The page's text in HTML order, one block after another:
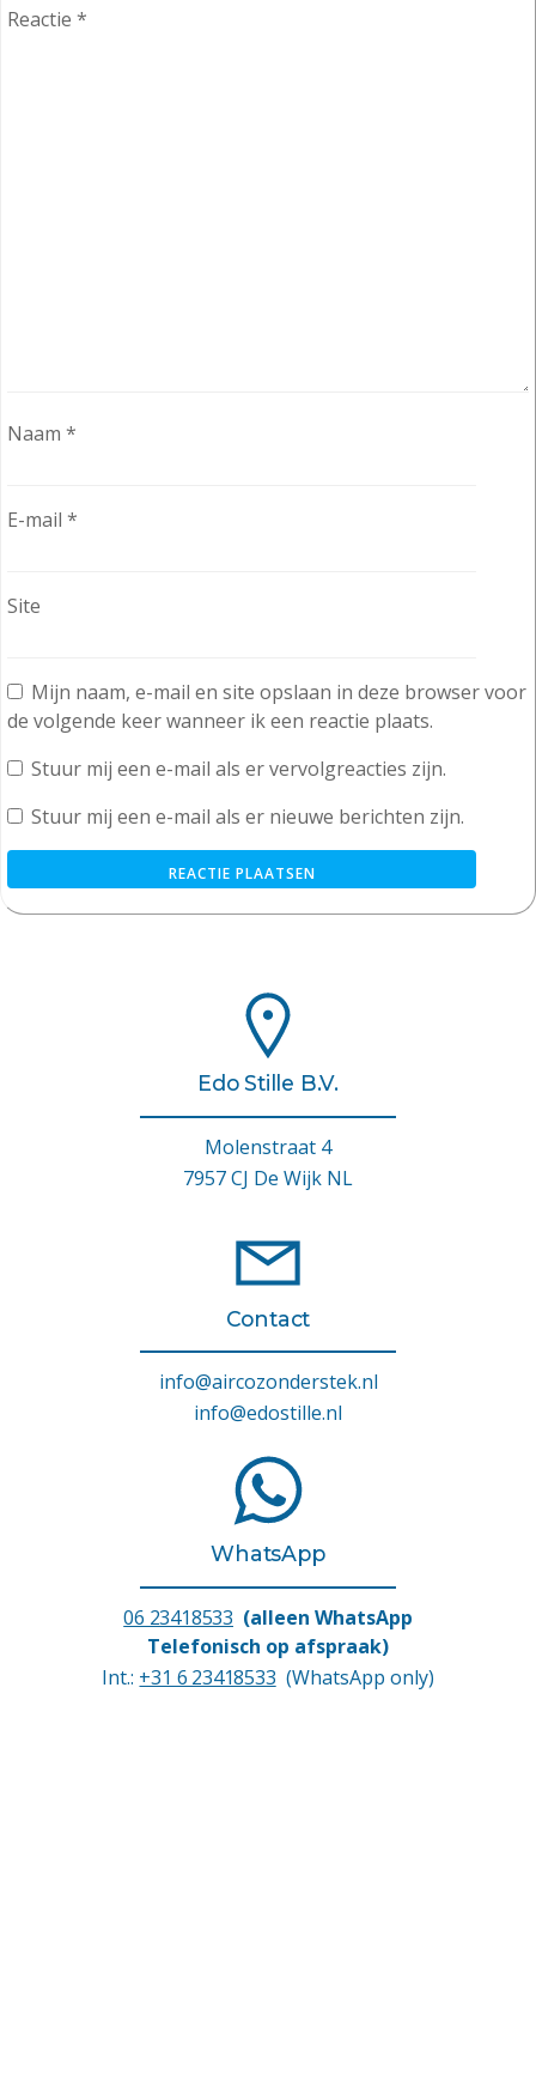
Reactie *
Naam *
E-mail *
Site
Mijn naam, e-mail en site opslaan in deze browser voor
de volgende keer wanneer ik een reactie plaats.
Stuur mij een e-mail als er vervolgreacties zijn.
Stuur mij een e-mail als er nieuwe berichten zijn.
Edo Stille B.V.
Molenstraat 4
7957 CJ De Wijk NL
Contact
info@aircozonderstek.nl
info@edostille.nl
WhatsApp
06 23418533 (alleen WhatsApp
Telefonisch op afspraak)
Int.: +31 6 23418533 (WhatsApp only)